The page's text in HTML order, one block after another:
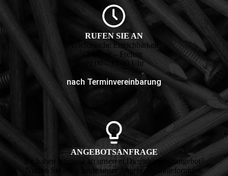
RUFEN SIE AN
Telefonische Erreich­barkeit
Montag – Freitag
09:00 – 17:00 Uhr
nach Termin­verein­barung
ANGEBOTS­ANFRAGE
Sie haben Interesse an unserem Dienst­leis­tungs­angebot?
Nutzen Sie noch heute unser Angebots­anfrage­formular.